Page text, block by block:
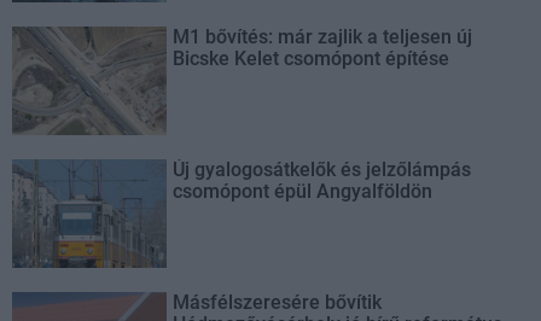
M1 bővítés: már zajlik a teljesen új
Bicske Kelet csomópont építése
Új gyalogosátkelők és jelzőlámpás
csomópont épül Angyalföldön
Másfélszeresére bővítik